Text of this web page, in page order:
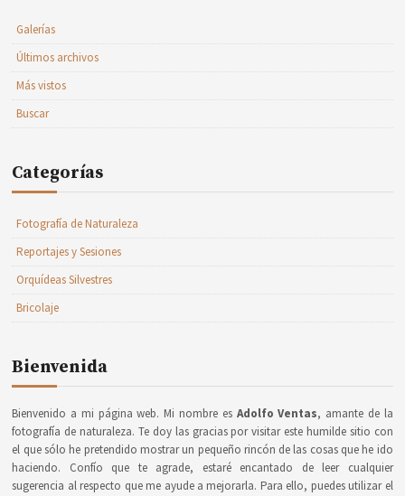
Galerías
Últimos archivos
Más vistos
Buscar
Categorías
Fotografía de Naturaleza
Reportajes y Sesiones
Orquídeas Silvestres
Bricolaje
Bienvenida
Bienvenido a mi página web. Mi nombre es Adolfo Ventas, amante de la
fotografía de naturaleza. Te doy las gracias por visitar este humilde sitio con
el que sólo he pretendido mostrar un pequeño rincón de las cosas que he ido
haciendo. Confío que te agrade, estaré encantado de leer cualquier
sugerencia al respecto que me ayude a mejorarla. Para ello, puedes utilizar el